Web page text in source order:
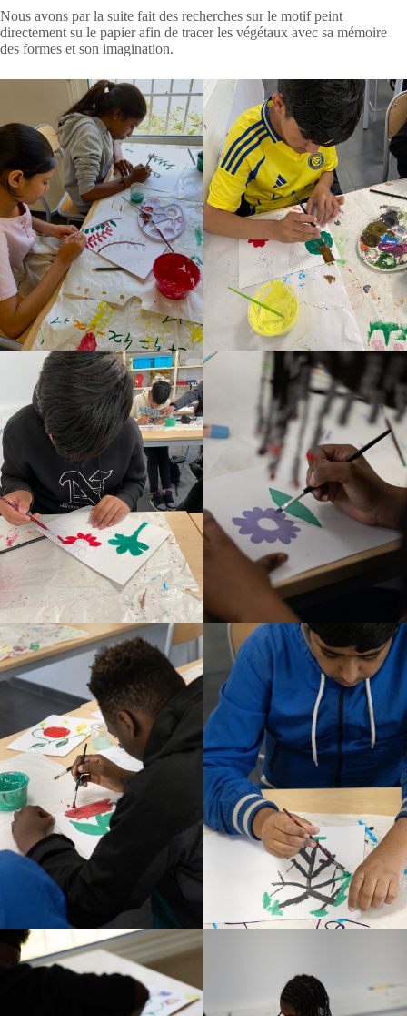
Nous avons par la suite fait des recherches sur le motif peint
directement su le papier afin de tracer les végétaux avec sa mémoire
des formes et son imagination.